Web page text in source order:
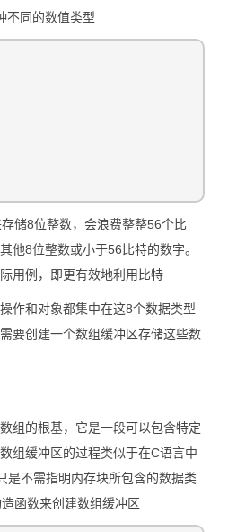
不同的数值类型
8位整数，会浪费整整56个比
他8位整数或小于56比特的数字。
用例，即更有效地利用比特
和对象都集中在这8个数据类型
要创建一个数组缓冲区存储这些数
的根基，它是一段可以包含特定
组缓冲区的过程类似于在C语言中
是不需指明内存块所包含的数据类
函数来创建数组缓冲区